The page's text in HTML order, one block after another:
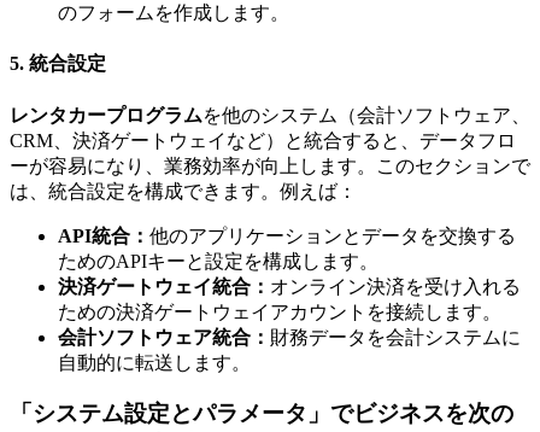
のフォームを作成します。
5. 統合設定
レンタカープログラムを他のシステム（会計ソフトウェア、
CRM、決済ゲートウェイなど）と統合すると、データフロ
ーが容易になり、業務効率が向上します。このセクションで
は、統合設定を構成できます。例えば：
API統合： 他のアプリケーションとデータを交換する
ためのAPIキーと設定を構成します。
決済ゲートウェイ統合： オンライン決済を受け入れる
ための決済ゲートウェイアカウントを接続します。
会計ソフトウェア統合： 財務データを会計システムに
自動的に転送します。
「システム設定とパラメータ」でビジネスを次の